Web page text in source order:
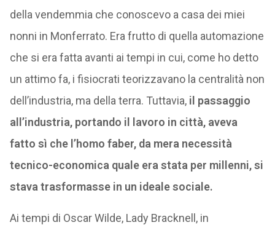
della vendemmia che conoscevo a casa dei miei
nonni in Monferrato. Era frutto di quella automazione
che si era fatta avanti ai tempi in cui, come ho detto
un attimo fa, i fisiocrati teorizzavano la centralità non
dell’industria, ma della terra. Tuttavia, il passaggio
all’industria, portando il lavoro in città, aveva
fatto sì che l’homo faber, da mera necessità
tecnico-economica quale era stata per millenni, si
stava trasformasse in un ideale sociale.
Ai tempi di Oscar Wilde, Lady Bracknell, in